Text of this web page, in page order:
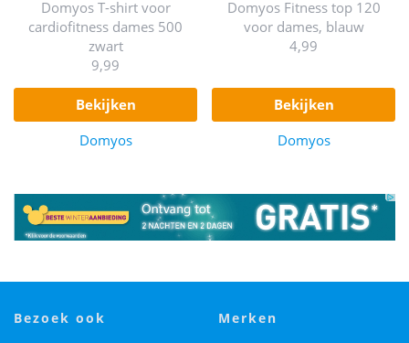
Domyos T-shirt voor
cardiofitness dames 500
zwart
9,99
bekijken
Domyos
Domyos Fitness top 120
voor dames, blauw
4,99
bekijken
Domyos
bezoek ook merken